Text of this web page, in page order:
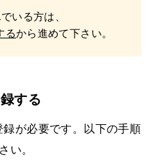
いる方は、
るから進めて下さい。
する
が必要です。以下の手順
い。